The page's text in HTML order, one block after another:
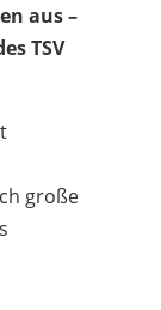
aus –
TSV
große